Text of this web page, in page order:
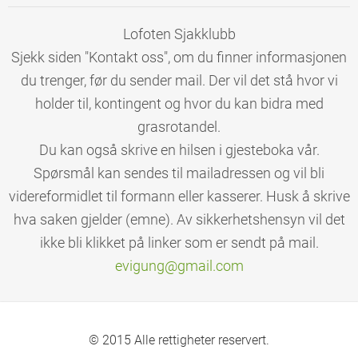
Lofoten Sjakklubb
Sjekk siden "Kontakt oss", om du finner informasjonen
du trenger, før du sender mail. Der vil det stå hvor vi
holder til, kontingent og hvor du kan bidra med
grasrotandel.
Du kan også skrive en hilsen i gjesteboka vår.
Spørsmål kan sendes til mailadressen og vil bli
videreformidlet til formann eller kasserer. Husk å skrive
hva saken gjelder (emne). Av sikkerhetshensyn vil det
ikke bli klikket på linker som er sendt på mail.
evigung@gmail.com
© 2015 Alle rettigheter reservert.